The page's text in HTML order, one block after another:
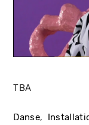
TBA
Danse